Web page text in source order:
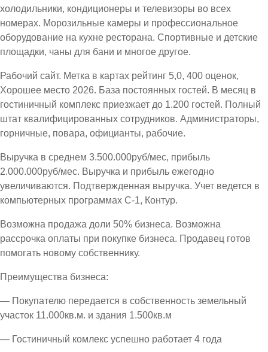
холодильники, кондиционеры и телевизоры во всех
номерах. Морозильные камеры и профессиональное
оборудование на кухне ресторана. Спортивные и детские
площадки, чаны для бани и многое другое.
Рабочий сайт. Метка в картах рейтинг 5,0, 400 оценок,
Хорошее место 2026. База постоянных гостей. В месяц в
гостиничный комплекс приезжает до 1.200 гостей. Полный
штат квалифицированных сотрудников. Администраторы,
горничные, повара, официанты, рабочие.
Выручка в среднем 3.500.000руб/мес, прибыль
2.000.000руб/мес. Выручка и прибыль ежегодно
увеличиваются. Подтвержденная выручка. Учет ведется в
компьютерных программах С-1, Контур.
Возможна продажа доли 50% бизнеса. Возможна
рассрочка оплаты при покупке бизнеса. Продавец готов
помогать новому собственнику.
Преимущества бизнеса:
— Покупателю передается в собственность земельный
участок 11.000кв.м. и здания 1.500кв.м
— Гостиничный комлекс успешно работает 4 года